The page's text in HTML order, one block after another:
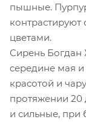
пышные.
цветами.
Сирень Богдан
середине мая
красотой и
протяжении 20
и сильные, при